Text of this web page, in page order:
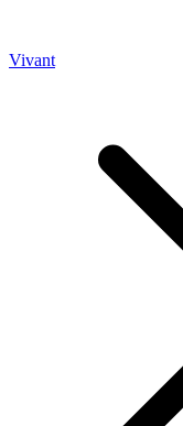
Vivant